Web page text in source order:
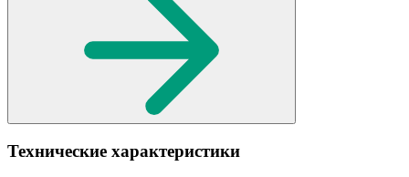
Технические характеристики